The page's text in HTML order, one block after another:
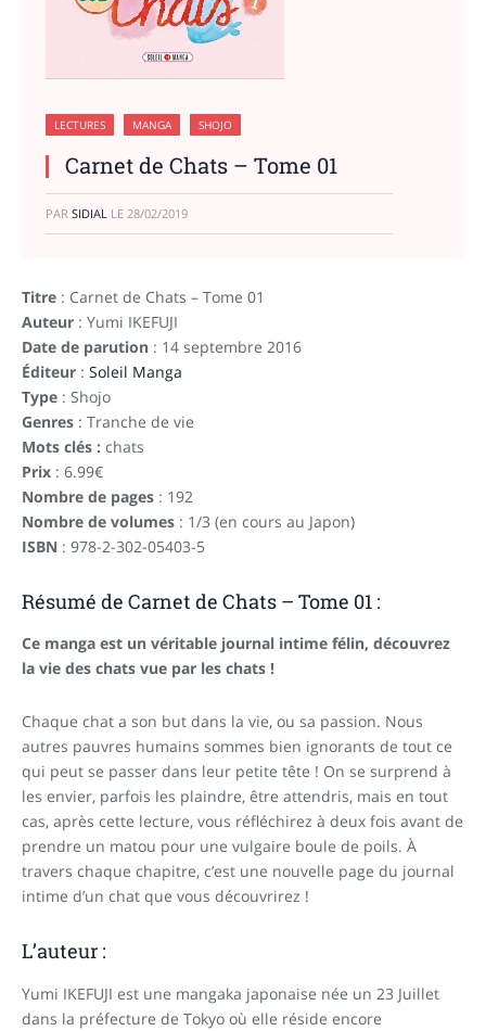
LECTURES MANGA SHOJO
Carnet de Chats – Tome 01
PAR SIDIAL LE 28/02/2019
Titre : Carnet de Chats – Tome 01
Auteur : Yumi IKEFUJI
Date de parution : 14 septembre 2016
Éditeur : Soleil Manga
Type : Shojo
Genres : Tranche de vie
Mots clés : chats
Prix : 6.99€
Nombre de pages : 192
Nombre de volumes : 1/3 (en cours au Japon)
ISBN : 978-2-302-05403-5
Résumé de Carnet de Chats – Tome 01 :
Ce manga est un véritable journal intime félin, découvrez
la vie des chats vue par les chats !
Chaque chat a son but dans la vie, ou sa passion. Nous
autres pauvres humains sommes bien ignorants de tout ce
qui peut se passer dans leur petite tête ! On se surprend à
les envier, parfois les plaindre, être attendris, mais en tout
cas, après cette lecture, vous réfléchirez à deux fois avant de
prendre un matou pour une vulgaire boule de poils. À
travers chaque chapitre, c’est une nouvelle page du journal
intime d’un chat que vous découvrirez !
L’auteur :
Yumi IKEFUJI est une mangaka japonaise née un 23 Juillet
dans la préfecture de Tokyo où elle réside encore